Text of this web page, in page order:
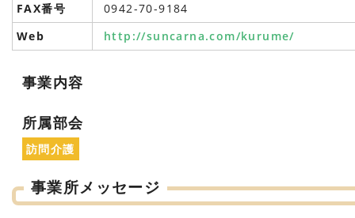
FAX番号
0942-70-9184
Web
http://suncarna.com/kurume/
事業内容
所属部会
訪問介護
事業所メッセージ